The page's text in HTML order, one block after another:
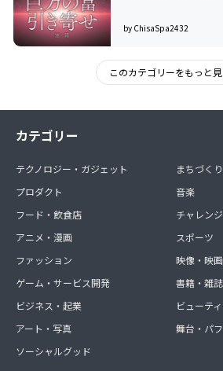
by ChisaSpa2432
このカテゴリーをもっと見
カテゴリー
テクノロジー・ガジェット
プロダクト
フード・飲食店
アニメ・漫画
ファッション
ゲーム・サービス開発
ビジネス・起業
アート・写真
ソーシャルグッド
まちづく
音楽
チャレンジ
スポーツ
映像・映画
書籍・雑
ビューテ
舞台・パ